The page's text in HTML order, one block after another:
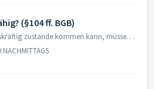
(§104 ff. BGB)
Damit ein Vertrag rechtskräftig zustande kommen kann, müssen die Geschäftspartner voll geschäftsfähig sein. Geschäftsunfähig: bis zum 6 LJ. besc...